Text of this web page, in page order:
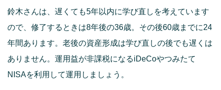
鈴木さんは、遅くても5年以内に学び直しを考えています
ので、修了するときは8年後の36歳。その後60歳までに24
年間あります。老後の資産形成は学び直しの後でも遅くは
ありません。運用益が非課税になるiDeCoやつみたて
NISAを利用して運用しましょう。